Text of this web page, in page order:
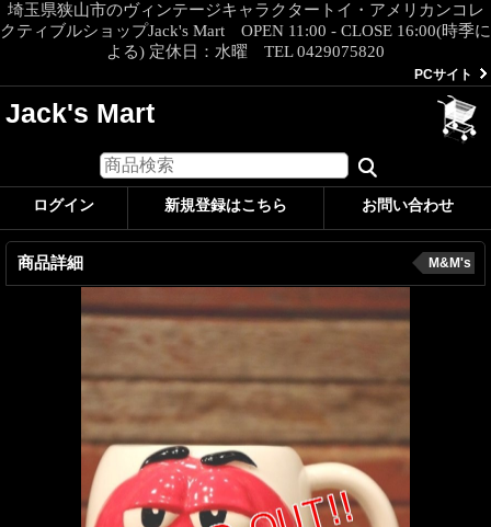
埼玉県狭山市のヴィンテージキャラクタートイ・アメリカンコレ
クティブルショップJack's Mart OPEN 11:00 - CLOSE 16:00(時季に
よる) 定休日：水曜 TEL 0429075820
PCサイト
Jack's Mart
ログイン 新規登録はこちら お問い合わせ
商品詳細 M&M's